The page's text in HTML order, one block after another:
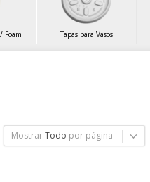
Foam Tapas para Vasos
Mostrar Todo por página